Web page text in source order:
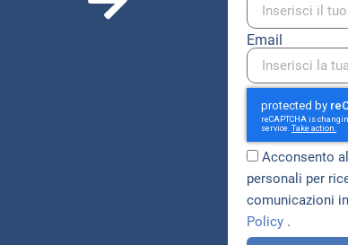
Email
Acconsento
personali per
comunicazioni
Policy .